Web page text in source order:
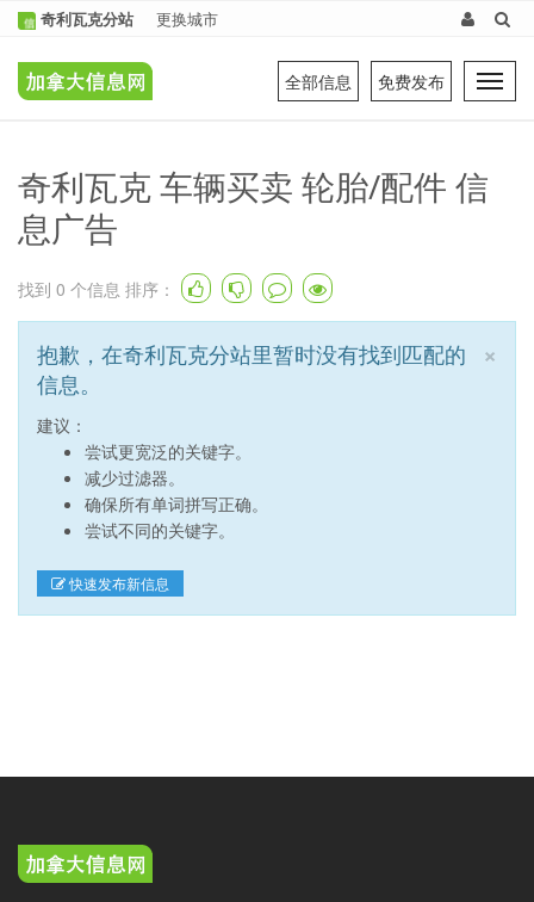
奇利瓦克分站 更换城市
免费发布
全部信息
奇利瓦克 车辆买卖 轮胎/配件 信
息广告
找到 0 个信息 排序：
×
抱歉，在奇利瓦克分站里暂时没有找到匹配的
信息。
建议：
尝试更宽泛的关键字。
减少过滤器。
确保所有单词拼写正确。
尝试不同的关键字。
快速发布新信息